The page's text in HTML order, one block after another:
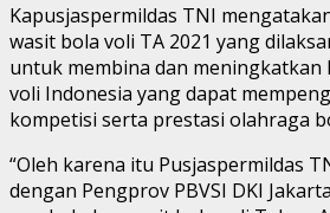
Kapusjaspermildas TNI
wasit bola voli TA 2021 yang
untuk membina dan meningkatkan
voli Indonesia yang dapat
kompetisi serta prestasi olahraga
“Oleh karena itu Pusjaspermildas
dengan Pengprov PBVSI DKI